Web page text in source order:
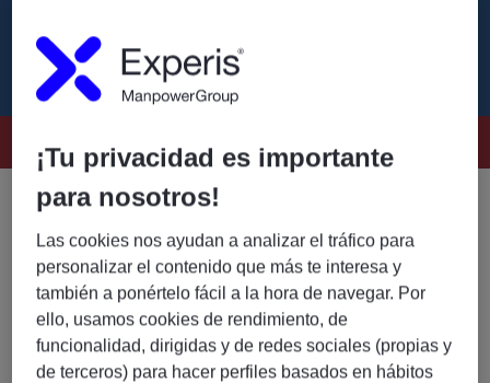
🚀Analista Funcional – Contabilidad Operativa
Buscamos un/aAnalista Funcional especializado/a
en contabilidad operativa de mercados de
capitalespara incorporarse a un equipo de proyectos
en entorno bancario.
¡Tu privacidad es importante
para nosotros!
Las cookies nos ayudan a analizar el tráfico para
personalizar el contenido que más te interesa y
también a ponértelo fácil a la hora de navegar. Por
ello, usamos cookies de rendimiento, de
funcionalidad, dirigidas y de redes sociales (propias y
de terceros) para hacer perfiles basados en hábitos